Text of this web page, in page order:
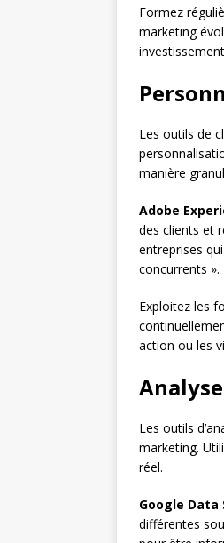
Formez
marketing
Les outils de
manière
Adobe
des clients et
entreprises
concurrents ».
Exploitez les
action ou les
Les outils
marketing.
réel.
Google Data
différentes